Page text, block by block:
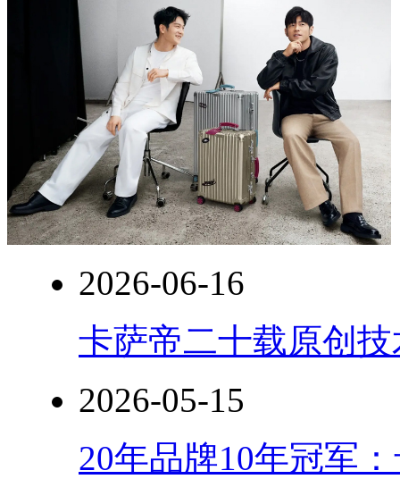
2026-06-16
卡萨帝二十载原创
2026-05-15
20年品牌10年冠军